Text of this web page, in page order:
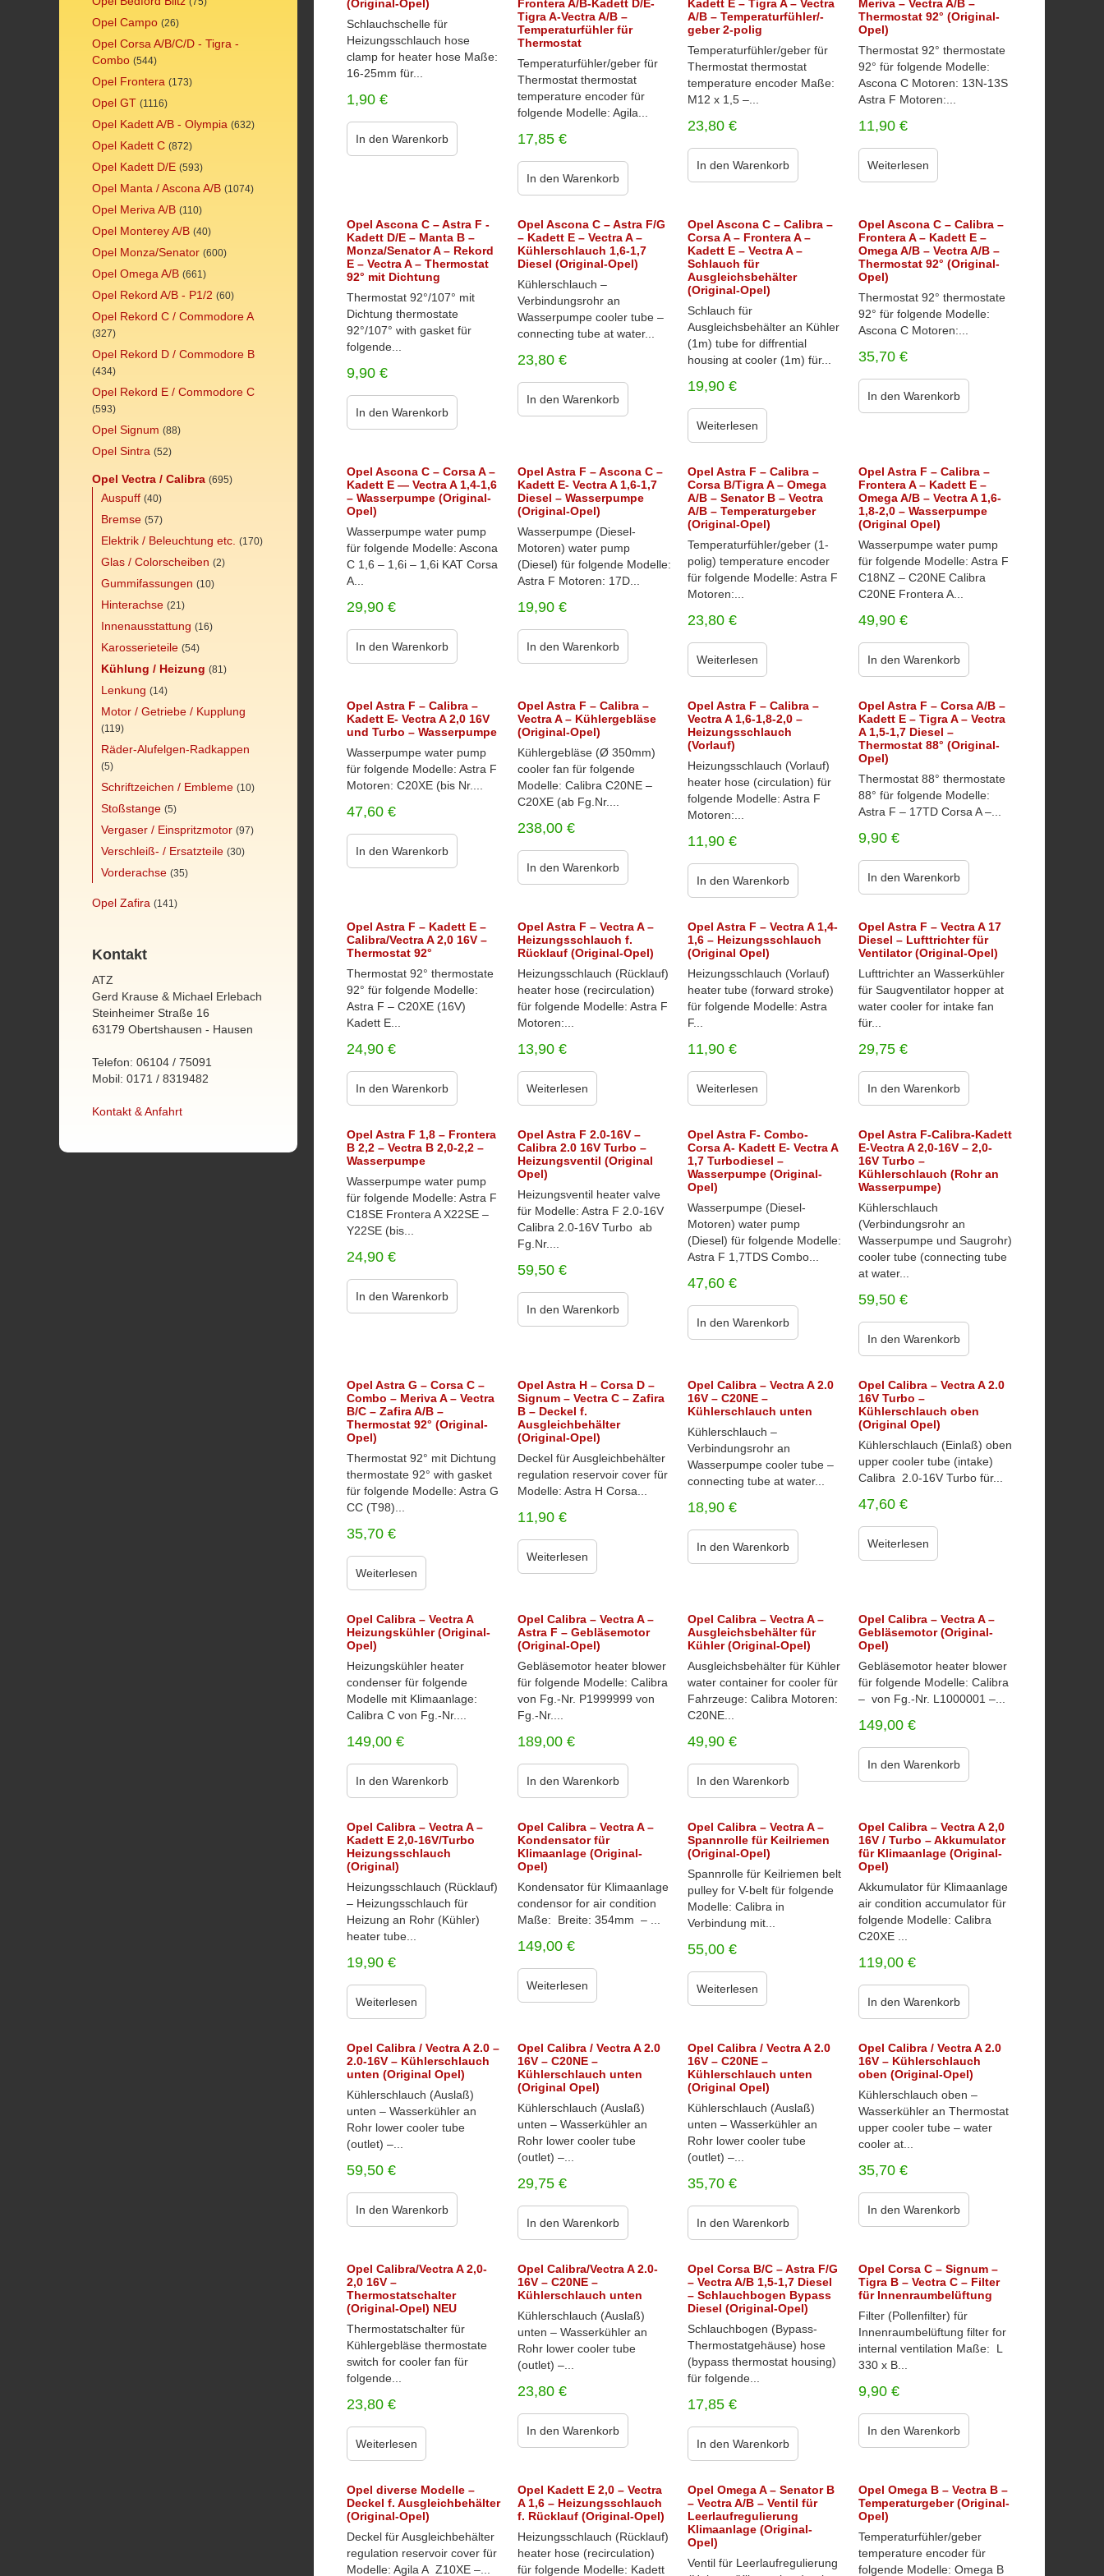
Opel Campo (26)
Opel Corsa A/B/C/D - Tigra -
Combo (544)
Opel Frontera (173)
Opel GT (1116)
Opel Kadett A/B - Olympia (632)
Opel Kadett C (872)
Opel Kadett D/E (593)
Opel Manta / Ascona A/B (1074)
Opel Meriva A/B (110)
Opel Monterey A/B (40)
Opel Monza/Senator (600)
Opel Omega A/B (661)
Opel Rekord A/B - P1/2 (60)
Opel Rekord C / Commodore A
(327)
Opel Rekord D / Commodore B
(434)
Opel Rekord E / Commodore C
(593)
Opel Signum (88)
Opel Sintra (52)
Opel Vectra / Calibra (695)
Auspuff (40)
Bremse (57)
Elektrik / Beleuchtung etc. (170)
Glas / Colorscheiben (2)
Gummifassungen (10)
Hinterachse (21)
Innenausstattung (16)
Karosserieteile (54)
Kühlung / Heizung (81)
Lenkung (14)
Motor / Getriebe / Kupplung
(119)
Räder-Alufelgen-Radkappen
(5)
Schriftzeichen / Embleme (10)
Stoßstange (5)
Vergaser / Einspritzmotor (97)
Verschleiß- / Ersatzteile (30)
Vorderachse (35)
Opel Zafira (141)
Kontakt
ATZ
Gerd Krause & Michael Erlebach
Steinheimer Straße 16
63179 Obertshausen - Hausen
Telefon: 06104 / 75091
Mobil: 0171 / 8319482
Kontakt & Anfahrt
(Original-Opel)
Schlauchschelle für
Heizungsschlauch hose
clamp for heater hose Maße:
16-25mm für...
1,90 €
In den Warenkorb
Frontera A/B-Kadett D/E-
Tigra A-Vectra A/B –
Temperaturfühler für
Thermostat
Temperaturfühler/geber für
Thermostat thermostat
temperature encoder für
folgende Modelle: Agila...
17,85 €
In den Warenkorb
Kadett E – Tigra A – Vectra
A/B – Temperaturfühler/-
geber 2-polig
Temperaturfühler/geber für
Thermostat thermostat
temperature encoder Maße:
M12 x 1,5 –...
23,80 €
In den Warenkorb
Meriva – Vectra A/B –
Thermostat 92° (Original-
Opel)
Thermostat 92° thermostate
92° für folgende Modelle:
Ascona C Motoren: 13N-13S
Astra F Motoren:...
11,90 €
Weiterlesen
Opel Ascona C – Astra F -
Kadett D/E – Manta B –
Monza/Senator A – Rekord
E – Vectra A – Thermostat
92° mit Dichtung
Thermostat 92°/107° mit
Dichtung thermostate
92°/107° with gasket für
folgende...
9,90 €
In den Warenkorb
Opel Ascona C – Astra F/G
– Kadett E – Vectra A –
Kühlerschlauch 1,6-1,7
Diesel (Original-Opel)
Kühlerschlauch –
Verbindungsrohr an
Wasserpumpe cooler tube –
connecting tube at water...
23,80 €
In den Warenkorb
Opel Ascona C – Calibra –
Corsa A – Frontera A –
Kadett E – Vectra A –
Schlauch für
Ausgleichsbehälter
(Original-Opel)
Schlauch für
Ausgleichsbehälter an Kühler
(1m) tube for diffrential
housing at cooler (1m) für...
19,90 €
Weiterlesen
Opel Ascona C – Calibra –
Frontera A – Kadett E –
Omega A/B – Vectra A/B –
Thermostat 92° (Original-
Opel)
Thermostat 92° thermostate
92° für folgende Modelle:
Ascona C Motoren:...
35,70 €
In den Warenkorb
Opel Ascona C – Corsa A –
Kadett E — Vectra A 1,4-1,6
– Wasserpumpe (Original-
Opel)
Wasserpumpe water pump
für folgende Modelle: Ascona
C 1,6 – 1,6i – 1,6i KAT Corsa
A...
29,90 €
In den Warenkorb
Opel Astra F – Ascona C –
Kadett E- Vectra A 1,6-1,7
Diesel – Wasserpumpe
(Original-Opel)
Wasserpumpe (Diesel-
Motoren) water pump
(Diesel) für folgende Modelle:
Astra F Motoren: 17D...
19,90 €
In den Warenkorb
Opel Astra F – Calibra –
Corsa B/Tigra A – Omega
A/B – Senator B – Vectra
A/B – Temperaturgeber
(Original-Opel)
Temperaturfühler/geber (1-
polig) temperature encoder
für folgende Modelle: Astra F
Motoren:...
23,80 €
Weiterlesen
Opel Astra F – Calibra –
Frontera A – Kadett E –
Omega A/B – Vectra A 1,6-
1,8-2,0 – Wasserpumpe
(Original Opel)
Wasserpumpe water pump
für folgende Modelle: Astra F
C18NZ – C20NE Calibra
C20NE Frontera A...
49,90 €
In den Warenkorb
Opel Astra F – Calibra –
Kadett E- Vectra A 2,0 16V
und Turbo – Wasserpumpe
Wasserpumpe water pump
für folgende Modelle: Astra F
Motoren: C20XE (bis Nr....
47,60 €
In den Warenkorb
Opel Astra F – Calibra –
Vectra A – Kühlergebläse
(Original-Opel)
Kühlergebläse (Ø 350mm)
cooler fan für folgende
Modelle: Calibra C20NE –
C20XE (ab Fg.Nr....
238,00 €
In den Warenkorb
Opel Astra F – Calibra –
Vectra A 1,6-1,8-2,0 –
Heizungsschlauch
(Vorlauf)
Heizungsschlauch (Vorlauf)
heater hose (circulation) für
folgende Modelle: Astra F
Motoren:...
11,90 €
In den Warenkorb
Opel Astra F – Corsa A/B –
Kadett E – Tigra A – Vectra
A 1,5-1,7 Diesel –
Thermostat 88° (Original-
Opel)
Thermostat 88° thermostate
88° für folgende Modelle:
Astra F – 17TD Corsa A –...
9,90 €
In den Warenkorb
Opel Astra F – Kadett E –
Calibra/Vectra A 2,0 16V –
Thermostat 92°
Thermostat 92° thermostate
92° für folgende Modelle:
Astra F – C20XE (16V)
Kadett E...
24,90 €
In den Warenkorb
Opel Astra F – Vectra A –
Heizungsschlauch f.
Rücklauf (Original-Opel)
Heizungsschlauch (Rücklauf)
heater hose (recirculation)
für folgende Modelle: Astra F
Motoren:...
13,90 €
Weiterlesen
Opel Astra F – Vectra A 1,4-
1,6 – Heizungsschlauch
(Original Opel)
Heizungsschlauch (Vorlauf)
heater tube (forward stroke)
für folgende Modelle: Astra
F...
11,90 €
Weiterlesen
Opel Astra F – Vectra A 17
Diesel – Lufttrichter für
Ventilator (Original-Opel)
Lufttrichter an Wasserkühler
für Saugventilator hopper at
water cooler for intake fan
für...
29,75 €
In den Warenkorb
Opel Astra F 1,8 – Frontera
B 2,2 – Vectra B 2,0-2,2 –
Wasserpumpe
Wasserpumpe water pump
für folgende Modelle: Astra F
C18SE Frontera A X22SE –
Y22SE (bis...
24,90 €
In den Warenkorb
Opel Astra F 2.0-16V –
Calibra 2.0 16V Turbo –
Heizungsventil (Original
Opel)
Heizungsventil heater valve
für Modelle: Astra F 2.0-16V
Calibra 2.0-16V Turbo ab
Fg.Nr....
59,50 €
In den Warenkorb
Opel Astra F- Combo-
Corsa A- Kadett E- Vectra A
1,7 Turbodiesel –
Wasserpumpe (Original-
Opel)
Wasserpumpe (Diesel-
Motoren) water pump
(Diesel) für folgende Modelle:
Astra F 1,7TDS Combo...
47,60 €
In den Warenkorb
Opel Astra F-Calibra-Kadett
E-Vectra A 2,0-16V – 2,0-
16V Turbo –
Kühlerschlauch (Rohr an
Wasserpumpe)
Kühlerschlauch
(Verbindungsrohr an
Wasserpumpe und Saugrohr)
cooler tube (connecting tube
at water...
59,50 €
In den Warenkorb
Opel Astra G – Corsa C –
Combo – Meriva A – Vectra
B/C – Zafira A/B –
Thermostat 92° (Original-
Opel)
Thermostat 92° mit Dichtung
thermostate 92° with gasket
für folgende Modelle: Astra G
CC (T98)...
35,70 €
Weiterlesen
Opel Astra H – Corsa D –
Signum – Vectra C – Zafira
B – Deckel f.
Ausgleichbehälter
(Original-Opel)
Deckel für Ausgleichbehälter
regulation reservoir cover für
Modelle: Astra H Corsa...
11,90 €
Weiterlesen
Opel Calibra – Vectra A 2.0
16V – C20NE –
Kühlerschlauch unten
Kühlerschlauch –
Verbindungsrohr an
Wasserpumpe cooler tube –
connecting tube at water...
18,90 €
In den Warenkorb
Opel Calibra – Vectra A 2.0
16V Turbo –
Kühlerschlauch oben
(Original Opel)
Kühlerschlauch (Einlaß) oben
upper cooler tube (intake)
Calibra 2.0-16V Turbo für...
47,60 €
Weiterlesen
Opel Calibra – Vectra A
Heizungskühler (Original-
Opel)
Heizungskühler heater
condenser für folgende
Modelle mit Klimaanlage:
Calibra C von Fg.-Nr....
149,00 €
In den Warenkorb
Opel Calibra – Vectra A –
Astra F – Gebläsemotor
(Original-Opel)
Gebläsemotor heater blower
für folgende Modelle: Calibra
von Fg.-Nr. P1999999 von
Fg.-Nr....
189,00 €
In den Warenkorb
Opel Calibra – Vectra A –
Ausgleichsbehälter für
Kühler (Original-Opel)
Ausgleichsbehälter für Kühler
water container for cooler für
Fahrzeuge: Calibra Motoren:
C20NE...
49,90 €
In den Warenkorb
Opel Calibra – Vectra A –
Gebläsemotor (Original-
Opel)
Gebläsemotor heater blower
für folgende Modelle: Calibra
– von Fg.-Nr. L1000001 –...
149,00 €
In den Warenkorb
Opel Calibra – Vectra A –
Kadett E 2,0-16V/Turbo
Heizungsschlauch
(Original)
Heizungsschlauch (Rücklauf)
– Heizungsschlauch für
Heizung an Rohr (Kühler)
heater tube...
19,90 €
Weiterlesen
Opel Calibra – Vectra A –
Kondensator für
Klimaanlage (Original-
Opel)
Kondensator für Klimaanlage
condensor for air condition
Maße: Breite: 354mm – ...
149,00 €
Weiterlesen
Opel Calibra – Vectra A –
Spannrolle für Keilriemen
(Original-Opel)
Spannrolle für Keilriemen belt
pulley for V-belt für folgende
Modelle: Calibra in
Verbindung mit...
55,00 €
Weiterlesen
Opel Calibra – Vectra A 2,0
16V / Turbo – Akkumulator
für Klimaanlage (Original-
Opel)
Akkumulator für Klimaanlage
air condition accumulator für
folgende Modelle: Calibra
C20XE ...
119,00 €
In den Warenkorb
Opel Calibra / Vectra A 2.0 –
2.0-16V – Kühlerschlauch
unten (Original Opel)
Kühlerschlauch (Auslaß)
unten – Wasserkühler an
Rohr lower cooler tube
(outlet) –...
59,50 €
In den Warenkorb
Opel Calibra / Vectra A 2.0
16V – C20NE –
Kühlerschlauch unten
(Original Opel)
Kühlerschlauch (Auslaß)
unten – Wasserkühler an
Rohr lower cooler tube
(outlet) –...
29,75 €
In den Warenkorb
Opel Calibra / Vectra A 2.0
16V – C20NE –
Kühlerschlauch unten
(Original Opel)
Kühlerschlauch (Auslaß)
unten – Wasserkühler an
Rohr lower cooler tube
(outlet) –...
35,70 €
In den Warenkorb
Opel Calibra / Vectra A 2.0
16V – Kühlerschlauch
oben (Original-Opel)
Kühlerschlauch oben –
Wasserkühler an Thermostat
upper cooler tube – water
cooler at...
35,70 €
In den Warenkorb
Opel Calibra/Vectra A 2,0-
2,0 16V –
Thermostatschalter
(Original-Opel) NEU
Thermostatschalter für
Kühlergebläse thermostate
switch for cooler fan für
folgende...
23,80 €
Weiterlesen
Opel Calibra/Vectra A 2.0-
16V – C20NE –
Kühlerschlauch unten
Kühlerschlauch (Auslaß)
unten – Wasserkühler an
Rohr lower cooler tube
(outlet) –...
23,80 €
In den Warenkorb
Opel Corsa B/C – Astra F/G
– Vectra A/B 1,5-1,7 Diesel
– Schlauchbogen Bypass
Diesel (Original-Opel)
Schlauchbogen (Bypass-
Thermostatgehäuse) hose
(bypass thermostat housing)
für folgende...
17,85 €
In den Warenkorb
Opel Corsa C – Signum –
Tigra B – Vectra C – Filter
für Innenraumbelüftung
Filter (Pollenfilter) für
Innenraumbelüftung filter for
internal ventilation Maße: L
330 x B...
9,90 €
In den Warenkorb
Opel diverse Modelle –
Deckel f. Ausgleichbehälter
(Original-Opel)
Deckel für Ausgleichbehälter
regulation reservoir cover für
Modelle: Agila A Z10XE –...
Opel Kadett E 2,0 – Vectra
A 1,6 – Heizungsschlauch
f. Rücklauf (Original-Opel)
Heizungsschlauch (Rücklauf)
heater hose (recirculation)
für folgende Modelle: Kadett
Opel Omega A – Senator B
– Vectra A/B – Ventil für
Leerlaufregulierung
Klimaanlage (Original-
Opel)
Ventil für Leerlaufregulierung
Opel Omega B – Vectra B –
Temperaturgeber (Original-
Opel)
Temperaturfühler/geber
temperature encoder für
folgende Modelle: Omega B